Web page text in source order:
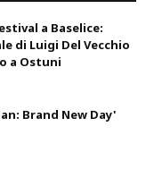
a Baselice:
di Luigi Del Vecchio
a Ostuni
Brand New Day'